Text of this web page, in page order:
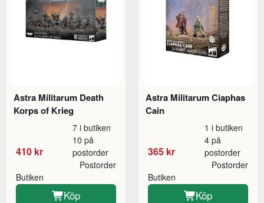
Astra Militarum Death
Korps of Krieg
410 kr
7 i butiken
10 på
postorder
Butiken
Postorder
Köp
Astra Militarum Ciaphas
Cain
365 kr
1 i butiken
4 på
postorder
Butiken
Postorder
Köp